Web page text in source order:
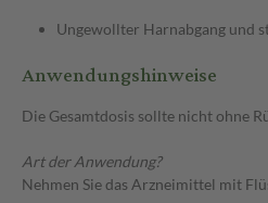
Ungewollter Harnabgang und
Anwendungshinweise
Die Gesamtdosis sollte nicht ohne
Art der Anwendung?
Nehmen Sie das Arzneimittel mit